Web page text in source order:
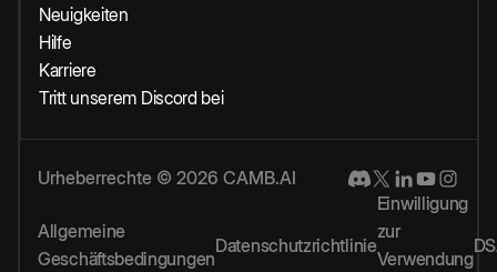
Neuigkeiten
Hilfe
Karriere
Tritt unserem Discord bei
Urheberrechte © 2026 CAMB.AI
Allgemeine
Geschäftsbedingungen
Datenschutzrichtlinie
Einwilligung
zur
Verwendung